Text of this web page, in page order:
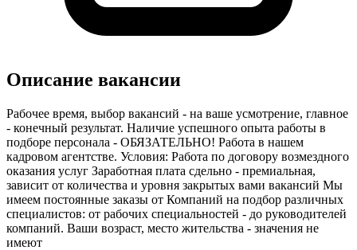
Описание вакансии
Рабочее время, выбор вакансий - на ваше усмотрение, главное
- конечный результат. Наличие успешного опыта работы в
подборе персонала - ОБЯЗАТЕЛЬНО! Работа в нашем
кадровом агентстве. Условия: Работа по договору возмездного
оказания услуг Заработная плата сдельно - премиальная,
зависит от количества и уровня закрытых вами вакансий Мы
имеем постоянные заказы от Компаний на подбор различных
специалистов: от рабочих специальностей - до руководителей
компаний. Ваши возраст, место жительства - значения не
имеют